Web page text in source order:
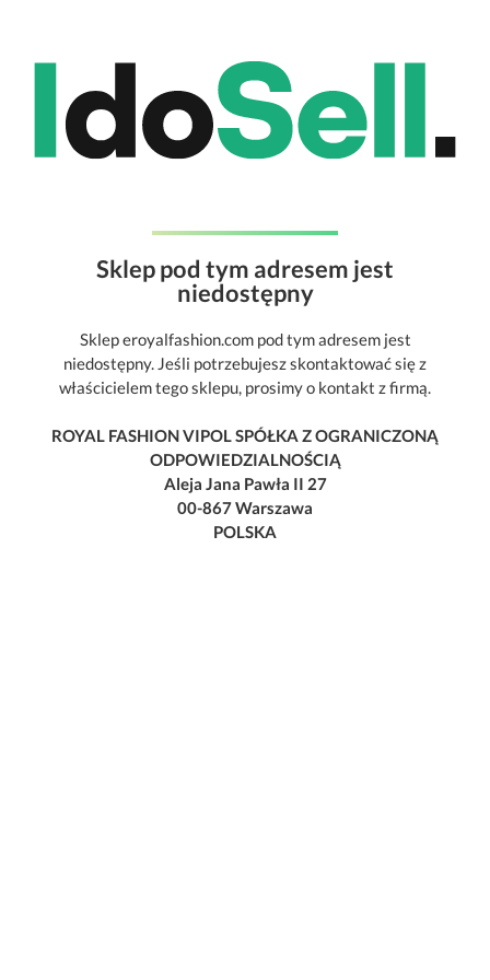
Sklep pod tym adresem jest
niedostępny
Sklep eroyalfashion.com pod tym adresem jest
niedostępny. Jeśli potrzebujesz skontaktować się z
właścicielem tego sklepu, prosimy o kontakt z firmą.
ROYAL FASHION VIPOL SPÓŁKA Z OGRANICZONĄ
ODPOWIEDZIALNOŚCIĄ
Aleja Jana Pawła II 27
00-867 Warszawa
POLSKA